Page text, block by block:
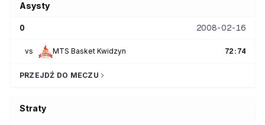
Asysty
0 2008-02-16
vs MTS Basket Kwidzyn 72 : 74
PRZEJDŹ DO MECZU
Straty